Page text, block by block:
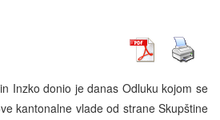
Inzko donio je danas Odluku kojom se
kantonalne vlade od strane Skupštine